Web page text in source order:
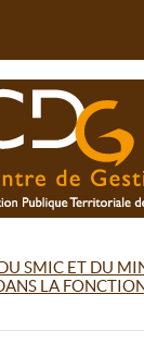
SMIC ET DU
LA